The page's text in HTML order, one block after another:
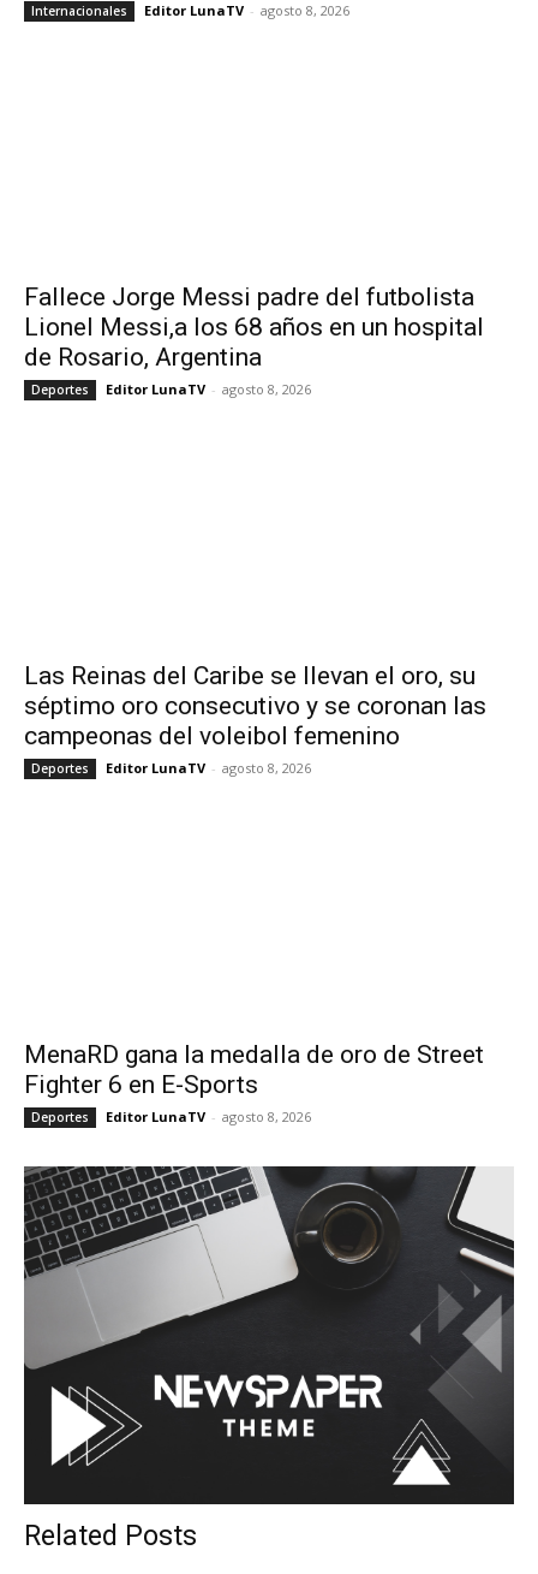
Internacionales Editor LunaTV - agosto 8, 2026
Fallece Jorge Messi padre del futbolista
Lionel Messi,a los 68 años en un hospital
de Rosario, Argentina
Deportes Editor LunaTV - agosto 8, 2026
Las Reinas del Caribe se llevan el oro, su
séptimo oro consecutivo y se coronan las
campeonas del voleibol femenino
Deportes Editor LunaTV - agosto 8, 2026
MenaRD gana la medalla de oro de Street
Fighter 6 en E-Sports
Deportes Editor LunaTV - agosto 8, 2026
Related Posts